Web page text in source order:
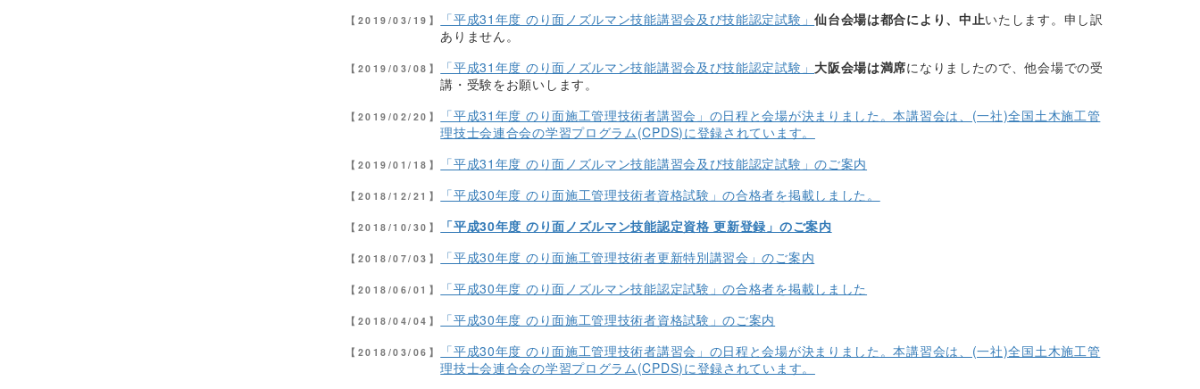
【2019/03/19】 「平成31年度 のり面ノズルマン技能講習会及び技能認定試験」仙台会場は都合により、中止いたします。申し訳
ありません。
【2019/03/08】 「平成31年度 のり面ノズルマン技能講習会及び技能認定試験」 大阪会場は満席になりましたので、他会場での受
講・受験をお願いします。
【2019/02/20】
「平成31年度 のり面施工管理技術者講習会」の日程と会場が決まりました。本講習会は、(一社)全国土木施工管
理技士会連合会の学習プログラム(CPDS)に登録されています。
【2019/01/18】 「平成31年度 のり面ノズルマン技能講習会及び技能認定試験」のご案内
【2018/12/21】 「平成30年度 のり面施工管理技術者資格試験」の合格者を掲載しました。
【2018/10/30】 「平成30年度 のり面ノズルマン技能認定資格 更新登録」のご案内
【2018/07/03】 「平成30年度 のり面施工管理技術者更新特別講習会」のご案内
【2018/06/01】 「平成30年度 のり面ノズルマン技能認定試験」の合格者を掲載しました
【2018/04/04】 「平成30年度 のり面施工管理技術者資格試験」のご案内
【2018/03/06】
「平成30年度 のり面施工管理技術者講習会」の日程と会場が決まりました。本講習会は、(一社)全国土木施工管
理技士会連合会の学習プログラム(CPDS)に登録されています。